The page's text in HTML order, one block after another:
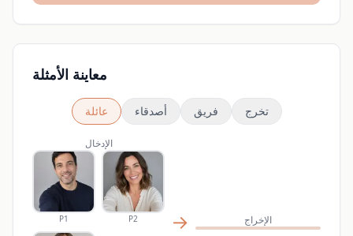
معاينة الأمثلة
عائلة أصدقاء فريق تخرج
الإدخال
P1 P2 → الإخراج